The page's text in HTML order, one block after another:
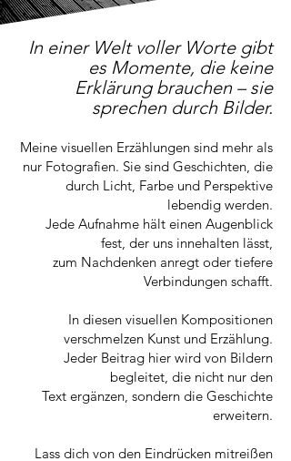
In einer Welt voller Worte gibt
es Momente, die keine
Erklärung brauchen – sie
sprechen durch Bilder.
Meine visuellen Erzählungen sind mehr als
nur Fotografien. Sie sind Geschichten, die
durch Licht, Farbe und Perspektive
lebendig werden.
Jede Aufnahme hält einen Augenblick
fest, der uns innehalten lässt,
zum Nachdenken anregt oder tiefere
Verbindungen schafft.
In diesen visuellen Kompositionen
verschmelzen Kunst und Erzählung.
Jeder Beitrag hier wird von Bildern
begleitet, die nicht nur den
Text ergänzen, sondern die Geschichte
erweitern.
Lass dich von den Eindrücken mitreißen